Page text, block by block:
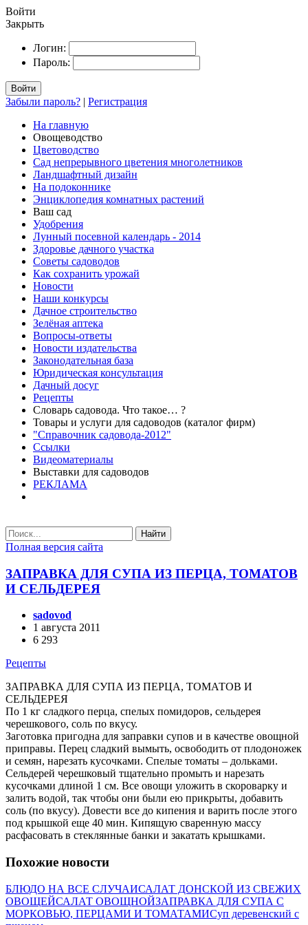
Войти
Закрыть
Логин:
Пароль:
Войти
Забыли пароль? | Регистрация
На главную
Овощеводство
Цветоводство
Сад непрерывного цветения многолетников
Ландшафтный дизайн
На подоконнике
Энциклопедия комнатных растений
Ваш сад
Удобрения
Лунный посевной календарь - 2014
Здоровье дачного участка
Советы садоводов
Как сохранить урожай
Новости
Наши конкурсы
Дачное строительство
Зелёная аптека
Вопросы-ответы
Новости издательства
Законодательная база
Юридическая консультация
Дачный досуг
Рецепты
Словарь садовода. Что такое… ?
Товары и услуги для садоводов (каталог фирм)
"Справочник садовода-2012"
Ссылки
Видеоматериалы
Выставки для садоводов
РЕКЛАМА
Найти
Полная версия сайта
ЗАПРАВКА ДЛЯ СУПА ИЗ ПЕРЦА, ТОМАТОВ
И СЕЛЬДЕРЕЯ
sadovod
1 августа 2011
6 293
Рецепты
ЗАПРАВКА ДЛЯ СУПА ИЗ ПЕРЦА, ТОМАТОВ И
СЕЛЬДЕРЕЯ
По 1 кг сладкого перца, спелых помидоров, сельдерея
черешкового, соль по вкусу.
Заготовка пригодна для заправки супов и в качестве овощной
приправы. Перец сладкий вымыть, освободить от плодоножек
и семян, нарезать кусочками. Спелые томаты – дольками.
Сельдерей черешковый тщательно промыть и нарезать
кусочками длиной 1 см. Все овощи уложить в скороварку и
залить водой, так чтобы они были ею прикрыты, добавить
соль (по вкусу). Довести все до кипения и варить после этого
под крышкой еще 40 мин. Кипящую сваренную массу
расфасовать в стеклянные банки и закатать крышками.
Похожие новости
БЛЮДО НА ВСЕ СЛУЧАИСАЛАТ ДОНСКОЙ ИЗ СВЕЖИХ
ОВОЩЕЙСАЛАТ ОВОЩНОЙЗАПРАВКА ДЛЯ СУПА С
МОРКОВЬЮ, ПЕРЦАМИ И ТОМАТАМИСуп деревенский с